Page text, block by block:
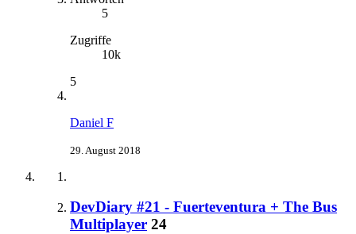
5
Zugriffe
10k
5
Daniel F
29. August 2018
DevDiary #21 - Fuerteventura + The Bus
Multiplayer 24